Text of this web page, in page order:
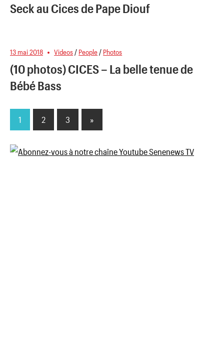
Seck au Cices de Pape Diouf
13 mai 2018 Videos / People / Photos
(10 photos) CICES – La belle tenue de
Bébé Bass
Pagination
des
1 2 3
Next
»